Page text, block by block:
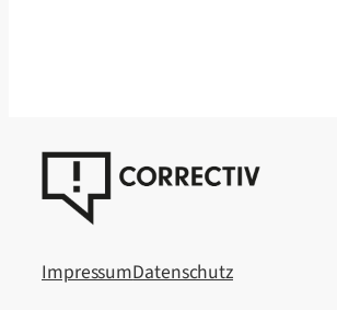
ImpressumDatenschutz